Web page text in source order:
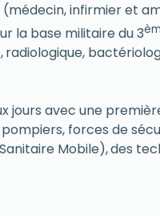
(médecin, infirmier et
la base militaire du 3
radiologique,
jours avec une
pompiers, forces de
Mobile),des